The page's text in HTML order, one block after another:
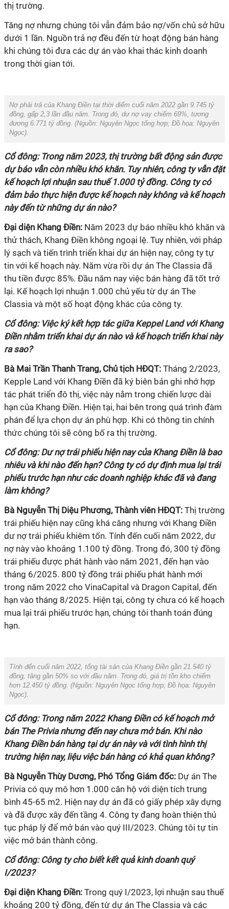
thị trường.
Tăng nợ nhưng chúng tôi vẫn đảm bảo nợ/vốn chủ sở hữu
dưới 1 lần. Nguồn trả nợ đều đến từ hoạt động bán hàng
khi chúng tôi đưa các dự án vào khai thác kinh doanh
trong thời gian tới.
Nợ phải trả của Khang Điền tại thời điểm cuối năm 2022 gần 9.745 tỷ
đồng, gấp 2,3 lần đầu năm. Trong đó, dư nợ vay chiếm 69%, tương
đương 6.771 tỷ đồng. (Nguồn: Nguyên Ngọc tổng hợp; Đồ họa: Nguyên
Ngọc).
Cổ đông: Trong năm 2023, thị trường bất động sản được
dự báo vẫn còn nhiều khó khăn. Tuy nhiên, công ty vẫn đặt
kế hoạch lợi nhuận sau thuế 1.000 tỷ đồng. Công ty có
đảm bảo thực hiện được kế hoạch này không và kế hoạch
này đến từ những dự án nào?
Đại diện Khang Điền: Năm 2023 dự báo nhiều khó khăn và
thử thách, Khang Điền không ngoại lệ. Tuy nhiên, với pháp
lý sạch và tiến trình triển khai dự án hiện nay, công ty tự
tin với kế hoạch này. Năm vừa rồi dự án The Classia đã
thu tiền được 85%. Đầu năm nay việc bán hàng đã tốt trở
lại. Kế hoạch lợi nhuận 1.000 chủ yếu từ dự án The
Classia và một số hoạt động khác của công ty.
Cổ đông: Việc ký kết hợp tác giữa Keppel Land với Khang
Điền nhằm triển khai dự án nào và kế hoạch triển khai này
ra sao?
Bà Mai Trần Thanh Trang, Chủ tịch HĐQT: Tháng 2/2023,
Kepple Land với Khang Điền đã ký biên bản ghi nhớ hợp
tác phát triển đô thị, việc này nằm trong chiến lược dài
hạn của Khang Điền. Hiện tại, hai bên trong quá trình đàm
phán để lựa chọn dự án phù hợp. Khi có thông tin chính
thức chúng tôi sẽ công bố ra thị trường.
Cổ đông: Dư nợ trái phiếu hiện nay của Khang Điền là bao
nhiêu và khi nào đến hạn? Công ty có dự định mua lại trái
phiếu trước hạn như các doanh nghiệp khác đã và đang
làm không?
Bà Nguyễn Thị Diệu Phương, Thành viên HĐQT: Thị trường
trái phiếu hiện nay cũng khá căng nhưng với Khang Điền
dư nợ trái phiếu khiêm tốn. Tính đến cuối năm 2022, dư
nợ này vào khoảng 1.100 tỷ đồng. Trong đó, 300 tỷ đồng
trái phiếu được phát hành vào năm 2021, đến hạn vào
tháng 6/2025. 800 tỷ đồng trái phiếu phát hành mới
trong năm 2022 cho VinaCapital và Dragon Capital, đến
hạn vào tháng 8/2025. Hiện tại, công ty chưa có kế hoạch
mua lại trái phiếu trước hạn, chúng tôi thanh toán đúng
hạn.
Tính đến cuối năm 2022, tổng tài sản của Khang Điền gần 21.540 tỷ
đồng, tăng gần 50% so với đầu năm. Trong đó, giá trị tồn kho chiếm
hơn 12.450 tỷ đồng. (Nguồn: Nguyên Ngọc tổng hợp; Đồ họa: Nguyên
Ngọc).
Cổ đông: Trong năm 2022 Khang Điền có kế hoạch mở
bán The Privia nhưng đến nay chưa mở bán. Khi nào
Khang Điền bán hàng tại dự án này và với tình hình thị
trường hiện nay, liệu việc bán hàng có khả quan không?
Bà Nguyễn Thùy Dương, Phó Tổng Giám đốc: Dự án The
Privia có quy mô hơn 1.000 căn hộ với diện tích trung
bình 45-65 m2. Hiện nay dự án đã có giấy phép xây dựng
và đã được xây đến tầng 4. Công ty đang hoàn thiện thủ
tục pháp lý để mở bán vào quý III/2023. Chúng tôi tự tin
việc mở bán thành công.
Cổ đông: Công ty cho biết kết quả kinh doanh quý
I/2023?
Đại diện Khang Điền: Trong quý I/2023, lợi nhuận sau thuế
khoảng 200 tỷ đồng, đến từ dự án The Classia và các